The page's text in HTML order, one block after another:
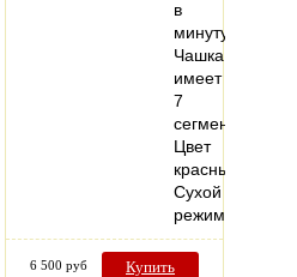
в
минуту;
Чашка
имеет
7
сегментов;
Цвет
красный;
Сухой
режим…
6 500 руб Купить